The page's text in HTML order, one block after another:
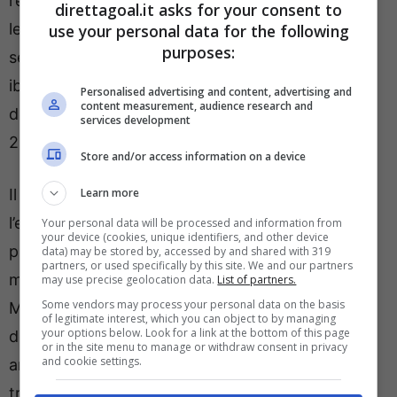
le ‘Merengues’ che sembrerebbero pensare –
secondo le ultime che arrivano dal quotidiano
iberico ‘
AS‘ – ad un suo possibile ritorno alla base
dopo l’addio avvenuto nel luglio 2019 per appena
20 milioni di euro.
Il Milan statrattando il rinnovo di contratto
l’entourage del laterale transalpino ma le cifre
proposte – circa4,5 milioni all’anno– sono le
medesime già percepite da Theo Hernandez a
Milano. Niente aumento, dopo una stagione più
deludente del previsto. Un discorso bene o male
analogo riguarda invece l’ex portiere del Lille che
tra poco più di un anno potrebbe anche
direttagoal.it asks for your consent to
use your personal data for the following
purposes:
Personalised advertising and content, advertising and
content measurement, audience research and
services development
Store and/or access information on a device
Learn more
Your personal data will be processed and information from
your device (cookies, unique identifiers, and other device
data) may be stored by, accessed by and shared with 319
partners, or used specifically by this site. We and our partners
may use precise geolocation data. List of partners.
Some vendors may process your personal data on the basis
of legitimate interest, which you can object to by managing
your options below. Look for a link at the bottom of this page
or in the site menu to manage or withdraw consent in privacy
and cookie settings.